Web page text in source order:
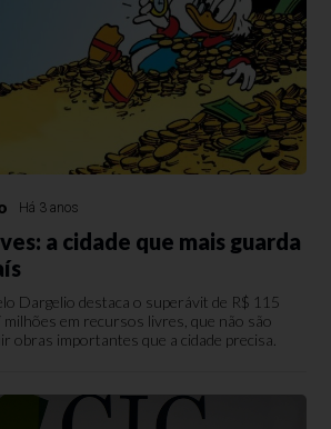
Há 3 anos
a cidade que mais guarda
Dargelio destaca o superávit de R$ 115
em recursos livres, que não são
obras importantes que a cidade precisa.